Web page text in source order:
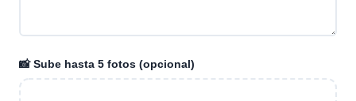
📸 Sube hasta 5 fotos (opcional)